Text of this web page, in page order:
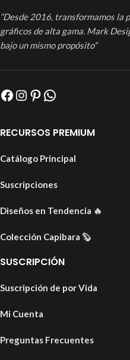
“Desde 2016, transformamos la
gráficos de alta gama. Mark
bajo un mismo propósito”
RECURSOS PREMIUM
Catálogo Principal
Suscripciones
Diseños en Tendencia 🔥
Colección Capibara 🦫
SUSCRIPCIÓN
Suscripción de por Vida
Mi Cuenta
Preguntas Frecuentes